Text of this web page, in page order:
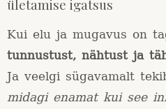
ületamise igatsus
Kui elu ja mugavus on
tunnustust, nähtust ja
Ja veelgi sügavamalt
midagi enamat kui see